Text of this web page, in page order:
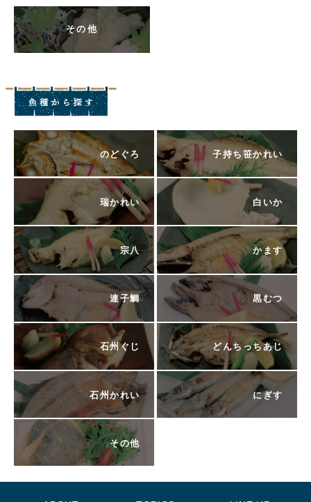
その他
のどぐろ 子持ち笹かれい
瑞かれい 白いか
宗八 かます
連子鯛 黒むつ
石州ぐじ どんちっちあじ
石州かれい にぎす
その他